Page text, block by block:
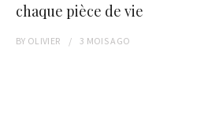
chaque pièce de vie
BY OLIVIER 3 MOISAGO